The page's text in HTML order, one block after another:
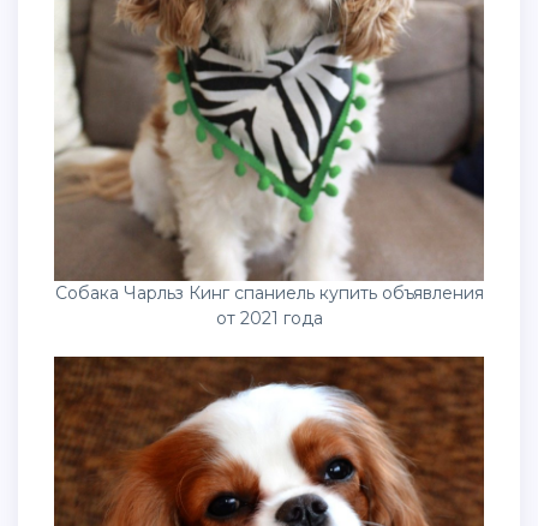
Собака Чарльз Кинг спаниель купить объявления
от 2021 года